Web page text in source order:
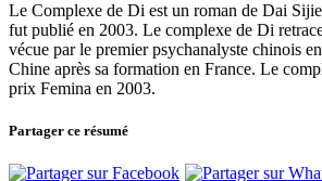
Le Complexe de Di est un roman de Dai
fut publié en 2003. Le complexe de Di
vécue par le premier psychanalyste chinois
Chine après sa formation en France. Le
prix Femina en 2003.
Partager ce résumé